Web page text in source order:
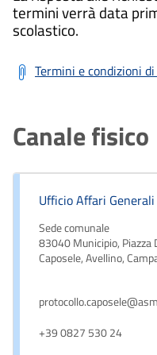
termini verrà data
scolastico.
Termini e condizioni
Canale fisico
Ufficio Affari Generali
Sede comunale
83040 Municipio, Piazza
Caposele, Avellino,
+39 0827 530 24